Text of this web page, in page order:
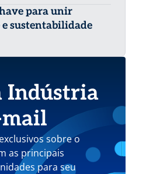
para unir
sustentabilidade
Indústria
mail
sobre o
as principais
para seu